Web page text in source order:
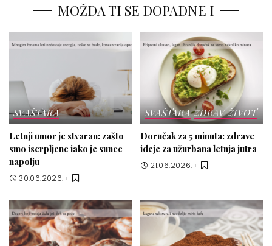
MOŽDA TI SE DOPADNE I
SVAŠTARA
Letnji umor je stvaran: zašto
smo iscrpljene iako je sunce
napolju
30.06.2026.
SVAŠTARA ZDRAV ŽIVOT
Doručak za 5 minuta: zdrave
ideje za užurbana letnja jutra
21.06.2026.